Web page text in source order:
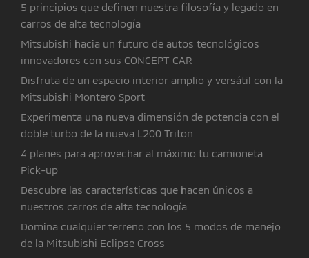
5 principios que definen nuestra filosofía y legado en
carros de alta tecnología
Mitsubishi hacia un futuro de autos tecnológicos
innovadores con sus CONCEPT CAR
Disfruta de un espacio interior amplio y versátil con la
Mitsubishi Montero Sport
Experimenta una nueva dimensión de potencia con el
doble turbo de la nueva L200 Triton
4 planes para aprovechar al máximo tu camioneta
Pick-up
Descubre las características que hacen únicos a
nuestros carros de alta tecnología
Domina cualquier terreno con los 5 modos de manejo
de la Mitsubishi Eclipse Cross